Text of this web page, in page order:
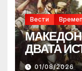
Вести
ДВАТА
01/08/2026